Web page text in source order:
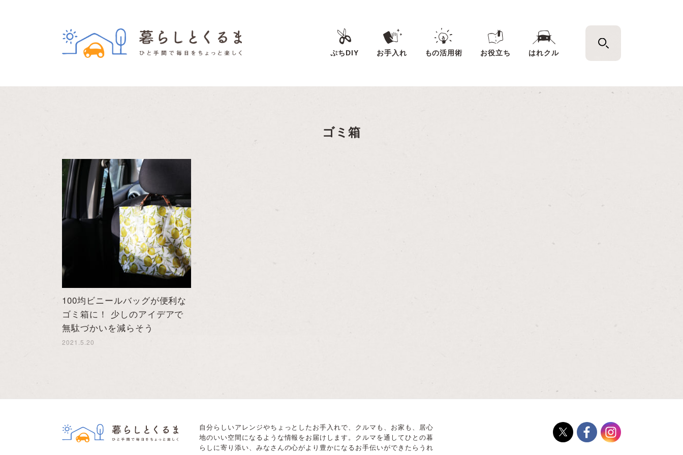
ぷちDIY お手入れ もの活用術 お役立ち はれクル
ゴミ箱
100均ビニールバッグが便利な
ゴミ箱に！ 少しのアイデアで
無駄づかいを減らそう
2021.5.20
自分らしいアレンジやちょっとしたお手入れで、クルマも、お家も、居心
地のいい空間になるような情報をお届けします。クルマを通してひとの暮
らしに寄り添い、みなさんの心がより豊かになるお手伝いができたらうれ